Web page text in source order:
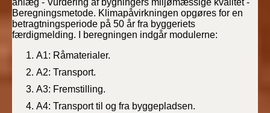
anlæg - Vurdering af bygningers miljømæssige kvalitet -
Beregningsmetode. Klimapåvirkningen opgøres for en
betragtningsperiode på 50 år fra byggeriets
færdigmelding. I beregningen indgår modulerne:
A1: Råmaterialer.
A2: Transport.
A3: Fremstilling.
A4: Transport til og fra byggepladsen.